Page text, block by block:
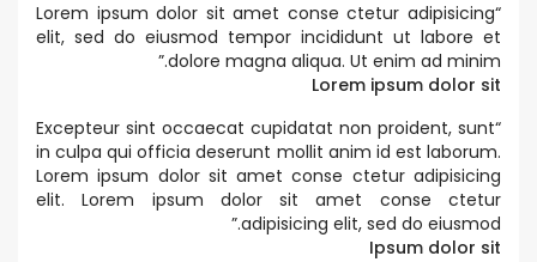
“
Lorem ipsum dolor sit amet conse ctetur adipisicing
elit, sed do eiusmod tempor incididunt ut labore et
dolore magna aliqua. Ut enim ad minim.
”
Lorem ipsum dolor sit
“
Excepteur sint occaecat cupidatat non proident, sunt
in culpa qui officia deserunt mollit anim id est laborum.
Lorem ipsum dolor sit amet conse ctetur adipisicing
elit. Lorem ipsum dolor sit amet conse ctetur
adipisicing elit, sed do eiusmod.
”
Ipsum dolor sit